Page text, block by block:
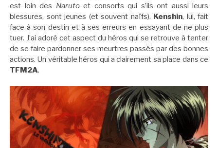
est loin des Narutoet consorts qui s’ils ont aussi leurs
blessures, sont jeunes (et souvent naïfs). Kenshin, lui, fait
face à son destin et à ses erreurs en essayant de ne plus
tuer. J’ai adoré cet aspect du héros qui se retrouve à tenter
de se faire pardonner ses meurtres passés par des bonnes
actions. Un véritable héros qui a clairement sa place dans ce
TFM2A.